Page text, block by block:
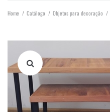
Home / Catálogo / Objetos para decoração /